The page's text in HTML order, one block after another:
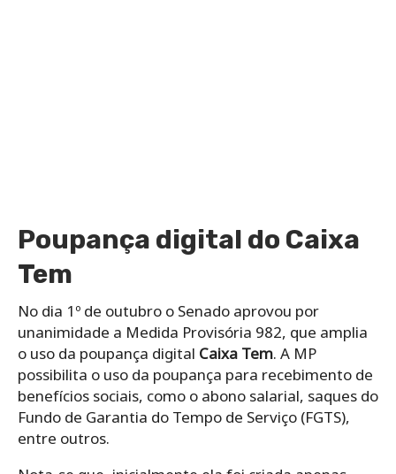
Poupança digital do Caixa
Tem
No dia 1º de outubro o Senado aprovou por
unanimidade a Medida Provisória 982, que amplia
o uso da poupança digital Caixa Tem. A MP
possibilita o uso da poupança para recebimento de
benefícios sociais, como o abono salarial, saques do
Fundo de Garantia do Tempo de Serviço (FGTS),
entre outros.